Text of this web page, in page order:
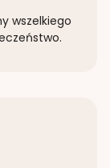
wszelkiego